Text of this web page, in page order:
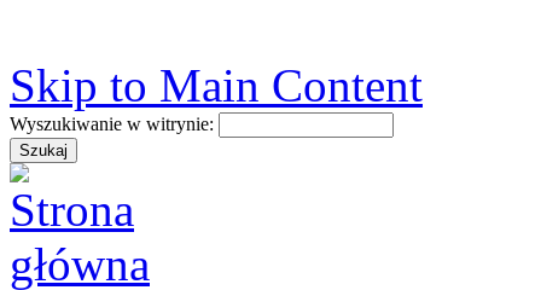
Skip to Main Content
Wyszukiwanie w witrynie: